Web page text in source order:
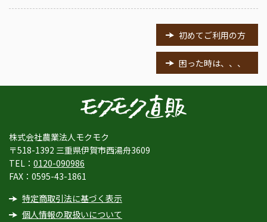
初めてご利用の方
困った時は、、、
株式会社農業法人モクモク
〒518-1392 三重県伊賀市西湯舟3609
TEL： 0120-090986
FAX：0595-43-1861
特定商取引法に基づく表示
個人情報の取扱いについて